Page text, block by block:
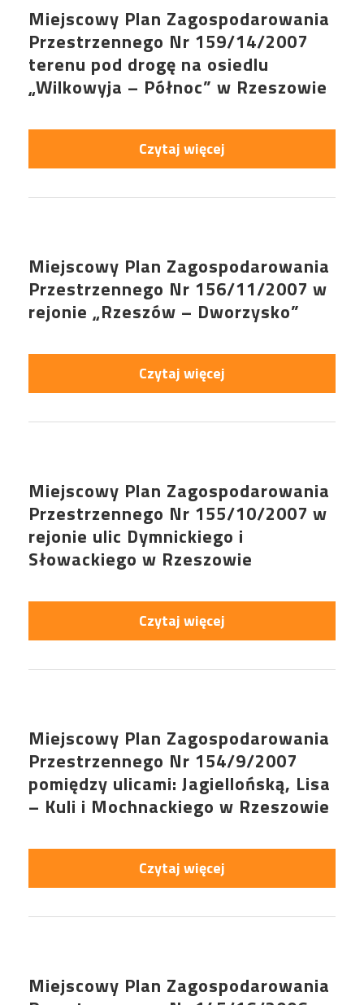
Miejscowy Plan Zagospodarowania
Przestrzennego Nr 159/14/2007
terenu pod drogę na osiedlu
„Wilkowyja – Północ” w Rzeszowie
Czytaj więcej
Miejscowy Plan Zagospodarowania
Przestrzennego Nr 156/11/2007 w
rejonie „Rzeszów – Dworzysko”
Czytaj więcej
Miejscowy Plan Zagospodarowania
Przestrzennego Nr 155/10/2007 w
rejonie ulic Dymnickiego i
Słowackiego w Rzeszowie
Czytaj więcej
Miejscowy Plan Zagospodarowania
Przestrzennego Nr 154/9/2007
pomiędzy ulicami: Jagiellońską, Lisa
– Kuli i Mochnackiego w Rzeszowie
Czytaj więcej
Miejscowy Plan Zagospodarowania